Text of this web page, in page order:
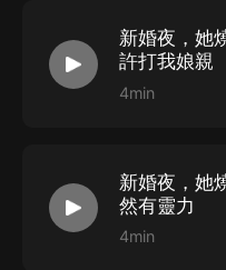
新婚夜，她
許打我娘親
4min
新婚夜，她
然有靈力
4min